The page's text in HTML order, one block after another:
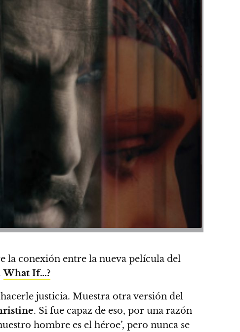
la conexión entre la nueva película del
What If…?
justicia. Muestra otra versión del
. Si fue capaz de eso, por una razón
hombre es el héroe’, pero nunca se